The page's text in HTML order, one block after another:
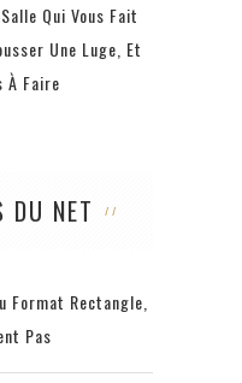
Qui Vous Fait
Une Luge, Et
À Faire
DU NET
Format Rectangle,
Pas